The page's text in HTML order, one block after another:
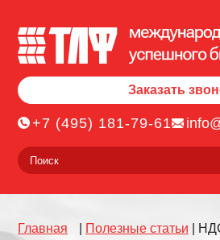
Заказать
+7 (495) 181-79-61
Главная Полезные статьи